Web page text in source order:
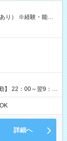
り） ※経験・能力を
分があります。 雇
円以上
】 22：00～翌9：
の時間
なります）
詳細へ